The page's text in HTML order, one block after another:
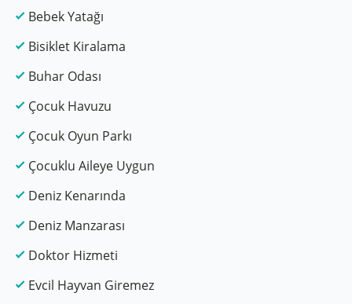
Bebek Yatağı
Bisiklet Kiralama
Buhar Odası
Çocuk Havuzu
Çocuk Oyun Parkı
Çocuklu Aileye Uygun
Deniz Kenarında
Deniz Manzarası
Doktor Hizmeti
Evcil Hayvan Giremez